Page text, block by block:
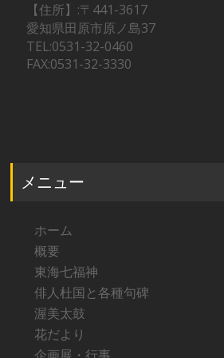
【住所】:〒441-3617
愛知県田原市原ノ島37
TEL:0531-32-0460
FAX:0531-32-3330
メニュー
ホーム
概要
東海七福神
俳人杜国と各種句碑
渥美太鼓
花だより